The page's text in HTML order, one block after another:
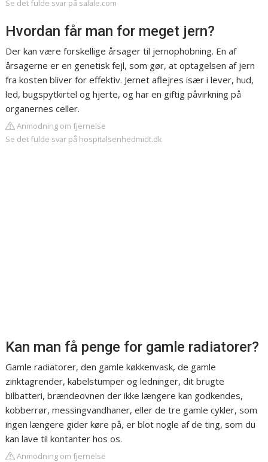
Se det fulde svar på salale.com
Hvordan får man for meget jern?
Der kan være forskellige årsager til jernophobning. En af
årsagerne er en genetisk fejl, som gør, at optagelsen af jern
fra kosten bliver for effektiv. Jernet aflejres især i lever, hud,
led, bugspytkirtel og hjerte, og har en giftig påvirkning på
organernes celler.
Anmodning om fjernelse
Se det fulde svar på hospitalsenhedmidt.dk
Kan man få penge for gamle radiatorer?
Gamle radiatorer, den gamle køkkenvask, de gamle
zinktagrender, kabelstumper og ledninger, dit brugte
bilbatteri, brændeovnen der ikke længere kan godkendes,
kobberrør, messingvandhaner, eller de tre gamle cykler, som
ingen længere gider køre på, er blot nogle af de ting, som du
kan lave til kontanter hos os.
Anmodning om fjernelse